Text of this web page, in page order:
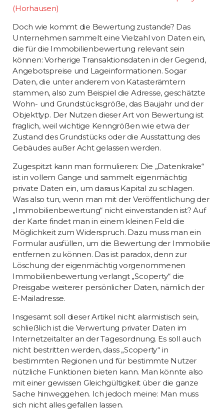
(Horhausen)
Doch wie kommt die Bewertung zustande? Das
Unternehmen sammelt eine Vielzahl von Daten ein,
die für die Immobilienbewertung relevant sein
können: Vorherige Transaktionsdaten in der Gegend,
Angebotspreise und Lageinformationen. Sogar
Daten, die unter anderem von Katasterämtern
stammen, also zum Beispiel die Adresse, geschätzte
Wohn- und Grundstücksgröße, das Baujahr und der
Objekttyp. Der Nutzen dieser Art von Bewertung ist
fraglich, weil wichtige Kenngrößen wie etwa der
Zustand des Grundstücks oder die Ausstattung des
Gebäudes außer Acht gelassen werden.
Zugespitzt kann man formulieren: Die „Datenkrake“
ist in vollem Gange und sammelt eigenmächtig
private Daten ein, um daraus Kapital zu schlagen.
Was also tun, wenn man mit der Veröffentlichung der
„Immobilienbewertung“ nicht einverstanden ist? Auf
der Karte findet man in einem kleinen Feld die
Möglichkeit zum Widerspruch. Dazu muss man ein
Formular ausfüllen, um die Bewertung der Immobilie
entfernen zu können. Das ist paradox, denn zur
Löschung der eigenmächtig vorgenommenen
Immobilienbewertung verlangt „Scoperty“ die
Preisgabe weiterer persönlicher Daten, nämlich der
E-Mailadresse.
Insgesamt soll dieser Artikel nicht alarmistisch sein,
schließlich ist die Verwertung privater Daten im
Internetzeitalter an der Tagesordnung. Es soll auch
nicht bestritten werden, dass „Scoperty“ in
bestimmten Regionen und für bestimmte Nutzer
nützliche Funktionen bieten kann. Man könnte also
mit einer gewissen Gleichgültigkeit über die ganze
Sache hinweggehen. Ich jedoch meine: Man muss
sich nicht alles gefallen lassen.